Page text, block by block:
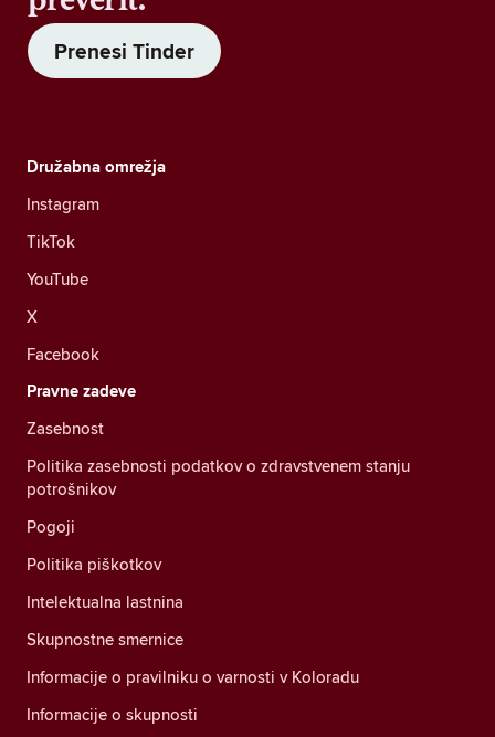
Prenesi Tinder
Družabna omrežja
Instagram
TikTok
YouTube
X
Facebook
Pravne zadeve
Zasebnost
Politika zasebnosti podatkov o zdravstvenem stanju
potrošnikov
Pogoji
Politika piškotkov
Intelektualna lastnina
Skupnostne smernice
Informacije o pravilniku o varnosti v Koloradu
Informacije o skupnosti